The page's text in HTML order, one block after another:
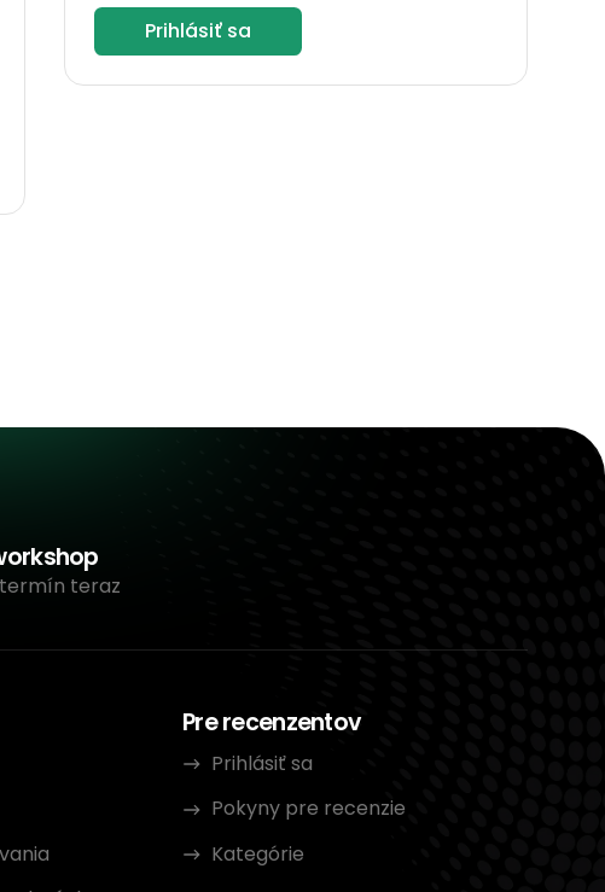
Prihlásiť sa
teraz
Pre recenzentov
Prihlásiť sa
Pokyny pre recenzie
Kategórie